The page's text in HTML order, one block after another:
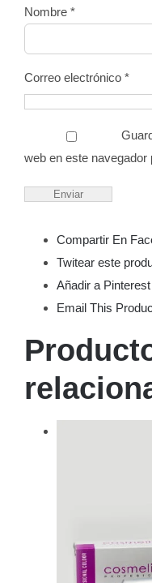
Nombre *
Correo electrónico *
web en este
Compartir En
Twitear este
Añadir a Pinterest
Email This